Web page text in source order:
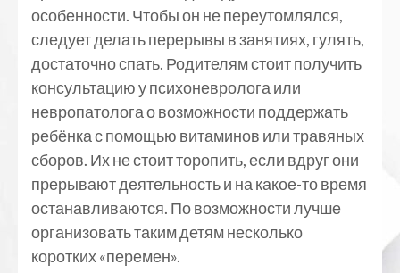
особенности. Чтобы он не переутомлялся,
следует делать перерывы в занятиях, гулять,
достаточно спать. Родителям стоит получить
консультацию у психоневролога или
невропатолога о возможности поддержать
ребёнка с помощью витаминов или травяных
сборов. Их не стоит торопить, если вдруг они
прерывают деятельность и на какое-то время
останавливаются. По возможности лучше
организовать таким детям несколько
коротких «перемен».